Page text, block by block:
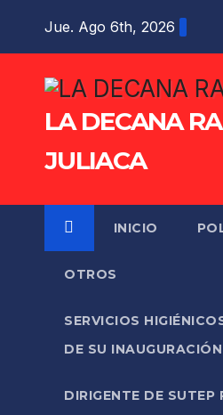
Jue. Ago 6th, 2026
LA DECANA
JULIACA
INICIO
OTROS
SERVICIOS
DE SU INAUGURACIÓN
DIRIGENTE DE